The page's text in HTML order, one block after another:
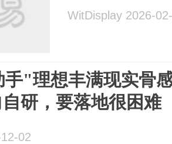
WitDisplay 2026-
"理想丰满现实骨
研，要落地很困难
02